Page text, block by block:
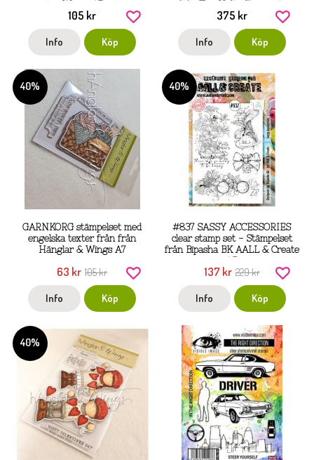
105 kr
Info Köp
Anonymous
375 kr
Info Köp
40%
GARNKORG stämpelset med
engelska texter från från
Hänglar & Wings A7
63 kr 105 kr
Info Köp
40%
#837 SASSY ACCESSORIES
clear stamp set - Stämpelset
från Bipasha BK AALL & Create
137 kr 229 kr
Info Köp
40%